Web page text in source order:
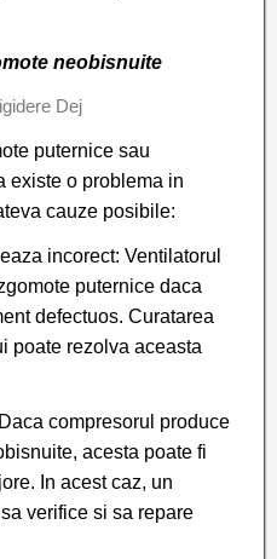
neobisnuite
puternice sau
existe o problema in
cauze posibile:
incorect: Ventilatorul
puternice daca
defectuos. Curatarea
poate rezolva aceasta
compresorul produce
acesta poate fi
In acest caz, un
verifice si sa repare